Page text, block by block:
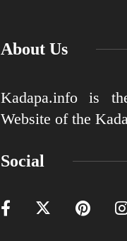
About Us
Kadapa.info is
Website of the
Social